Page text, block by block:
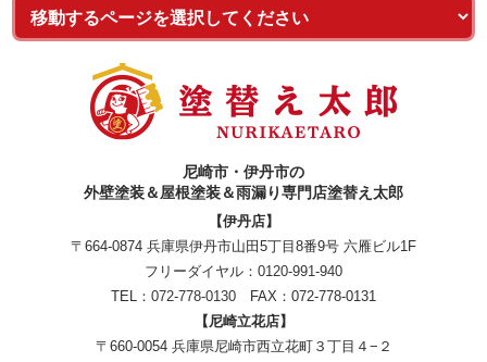
尼崎市・伊丹市の
外壁塗装＆屋根塗装＆雨漏り専門店塗替え太郎
【伊丹店】
〒664-0874 兵庫県伊丹市山田5丁目8番9号 六雁ビル1F
フリーダイヤル： 0120-991-940
TEL： 072-778-0130 FAX：072-778-0131
【尼崎立花店】
〒660-0054 兵庫県尼崎市西立花町３丁目４−２